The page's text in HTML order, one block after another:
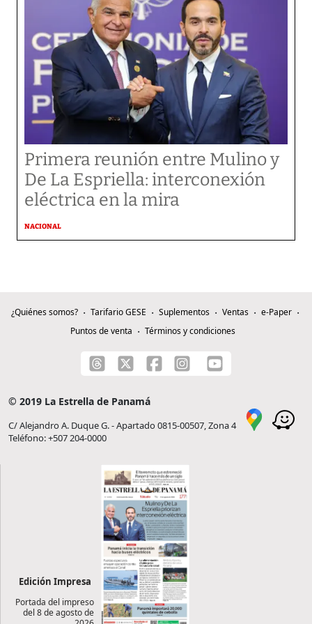
Primera reunión entre Mulino y
De La Espriella: interconexión
eléctrica en la mira
NACIONAL
¿Quiénes somos? Tarifario GESE Suplementos Ventas
e-Paper
Puntos de venta
Términos y condiciones
© 2019 La Estrella de Panamá
C/ Alejandro A. Duque G. - Apartado 0815-00507, Zona 4
Teléfono: +507 204-0000
Edición Impresa
Portada del impreso
del 8 de agosto de